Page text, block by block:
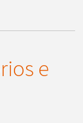
e